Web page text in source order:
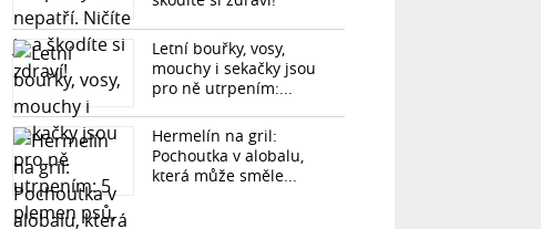
Letní bouřky, vosy,
mouchy i sekačky jsou
pro ně utrpením:...
Hermelín na gril:
Pochoutka v alobalu,
která může směle...